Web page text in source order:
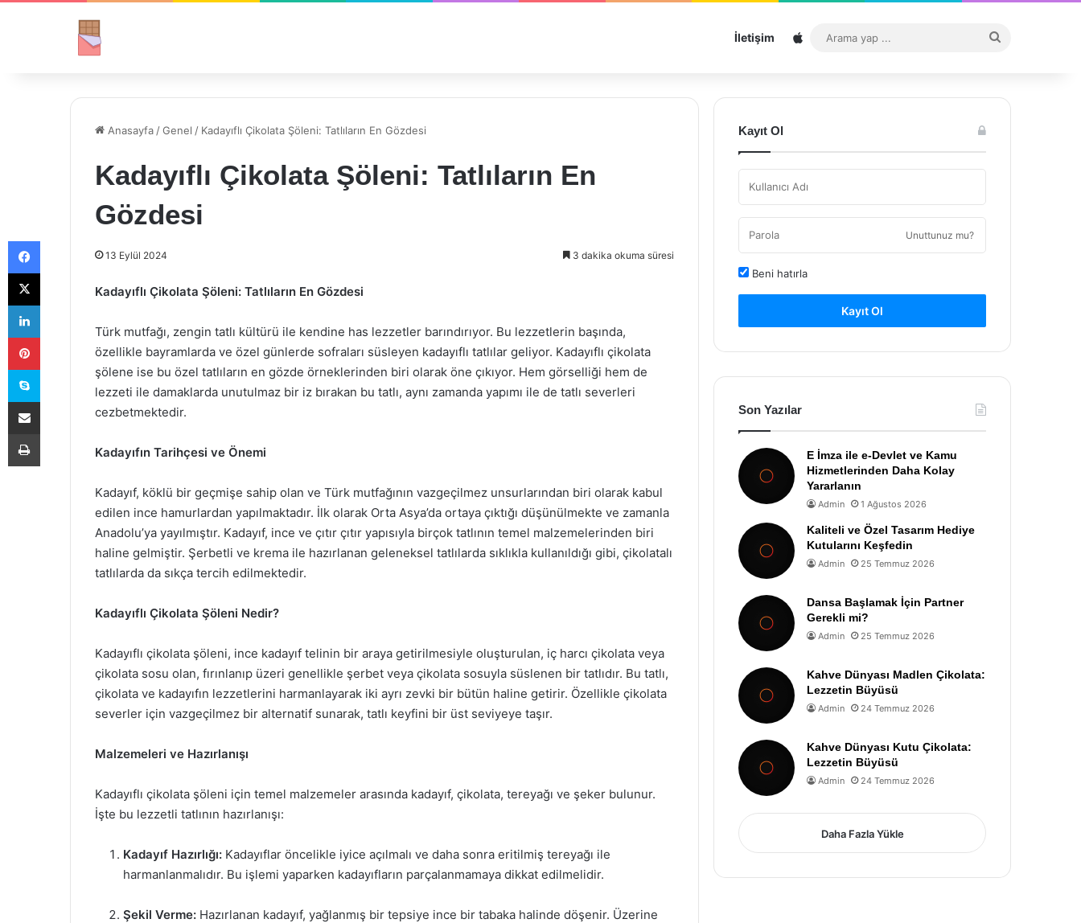
İletişim Sitemap
...
Anasayfa /Genel / Kadayıflı Çikolata Şöleni: Tatlıların En Gözdesi
Kadayıflı Çikolata Şöleni: Tatlıların En
Gözdesi
13 Eylül 2024 3 dakika okuma süresi
Kadayıflı Çikolata Şöleni: Tatlıların En Gözdesi
Türk mutfağı, zengin tatlı kültürü ile kendine has lezzetler barındırıyor. Bu lezzetlerin başında,
özellikle bayramlarda ve özel günlerde sofraları süsleyen kadayıflı tatlılar geliyor. Kadayıflı çikolata
şölene ise bu özel tatlıların en gözde örneklerinden biri olarak öne çıkıyor. Hem görselliği hem de
lezzeti ile damaklarda unutulmaz bir iz bırakan bu tatlı, aynı zamanda yapımı ile de tatlı severleri
cezbetmektedir.
Kadayıfın Tarihçesi ve Önemi
Kadayıf, köklü bir geçmişe sahip olan ve Türk mutfağının vazgeçilmez unsurlarından biri olarak kabul
edilen ince hamurlardan yapılmaktadır. İlk olarak Orta Asya’da ortaya çıktığı düşünülmekte ve zamanla
Anadolu’ya yayılmıştır. Kadayıf, ince ve çıtır çıtır yapısıyla birçok tatlının temel malzemelerinden biri
haline gelmiştir. Şerbetli ve krema ile hazırlanan geleneksel tatlılarda sıklıkla kullanıldığı gibi, çikolatalı
tatlılarda da sıkça tercih edilmektedir.
Kadayıflı Çikolata Şöleni Nedir?
Kadayıflı çikolata şöleni, ince kadayıf telinin bir araya getirilmesiyle oluşturulan, iç harcı çikolata veya
çikolata sosu olan, fırınlanıp üzeri genellikle şerbet veya çikolata sosuyla süslenen bir tatlıdır. Bu tatlı,
çikolata ve kadayıfın lezzetlerini harmanlayarak iki ayrı zevki bir bütün haline getirir. Özellikle çikolata
severler için vazgeçilmez bir alternatif sunarak, tatlı keyfini bir üst seviyeye taşır.
Malzemeleri ve Hazırlanışı
Kadayıflı çikolata şöleni için temel malzemeler arasında kadayıf, çikolata, tereyağı ve şeker bulunur.
İşte bu lezzetli tatlının hazırlanışı:
Kadayıf Hazırlığı: Kadayıflar öncelikle iyice açılmalı ve daha sonra eritilmiş tereyağı ile
harmanlanmalıdır. Bu işlemi yaparken kadayıfların parçalanmamaya dikkat edilmelidir.
Şekil Verme: Hazırlanan kadayıf, yağlanmış bir tepsiye ince bir tabaka halinde döşenir. Üzerine
Kayıt Ol
Unuttunuz mu?
Beni hatırla
Kayıt Ol
Son Yazılar
E İmza ile e-Devlet ve Kamu
Hizmetlerinden Daha Kolay
Yararlanın
Admin 1 Ağustos 2026
Kaliteli ve Özel Tasarım Hediye
Kutularını Keşfedin
Admin 25 Temmuz 2026
Dansa Başlamak İçin Partner
Gerekli mi?
Admin 25 Temmuz 2026
Kahve Dünyası Madlen Çikolata:
Lezzetin Büyüsü
Admin 24 Temmuz 2026
Kahve Dünyası Kutu Çikolata:
Lezzetin Büyüsü
Admin 24 Temmuz 2026
Daha Fazla Yükle
Facebook
X
LinkedIn
Pinterest
Skype
E-Posta ile paylaş